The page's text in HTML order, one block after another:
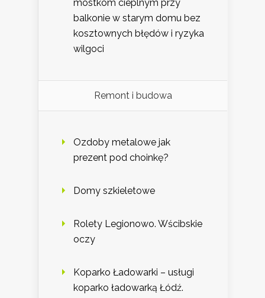
mostkom cieplnym przy
balkonie w starym domu bez
kosztownych błędów i ryzyka
wilgoci
Remont i budowa
Ozdoby metalowe jak
prezent pod choinkę?
Domy szkieletowe
Rolety Legionowo. Wścibskie
oczy
Koparko Ładowarki – usługi
koparko ładowarką Łódź.